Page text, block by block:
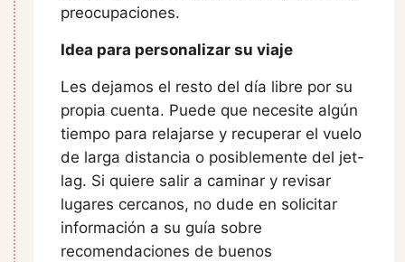
preocupaciones.
Idea para personalizar su viaje
Les dejamos el resto del día libre por su
propia cuenta. Puede que necesite algún
tiempo para relajarse y recuperar el vuelo
de larga distancia o posiblemente del jet-
lag. Si quiere salir a caminar y revisar
lugares cercanos, no dude en solicitar
información a su guía sobre
recomendaciones de buenos